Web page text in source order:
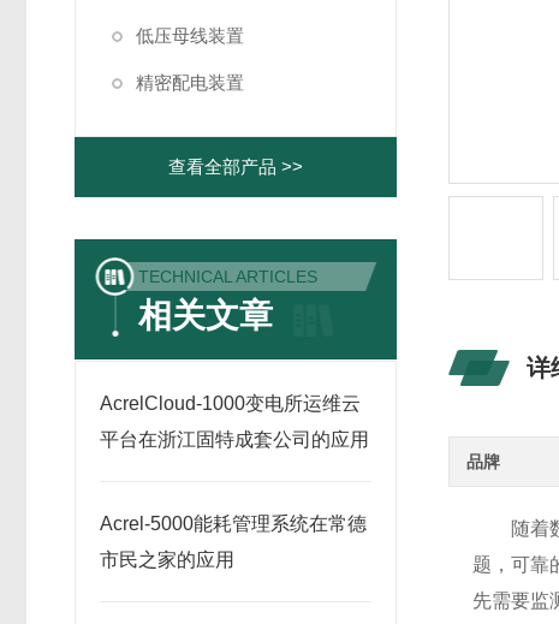
详
品牌
随着
题，可靠
先需要监
低压母线装置
精密配电装置
查看全部产品 >>
TECHNICAL ARTICLES
相关文章
AcrelCloud-1000变电所运维云
平台在浙江固特成套公司的应用
Acrel-5000能耗管理系统在常德
市民之家的应用